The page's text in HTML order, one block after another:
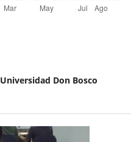
Universidad Don Bosco